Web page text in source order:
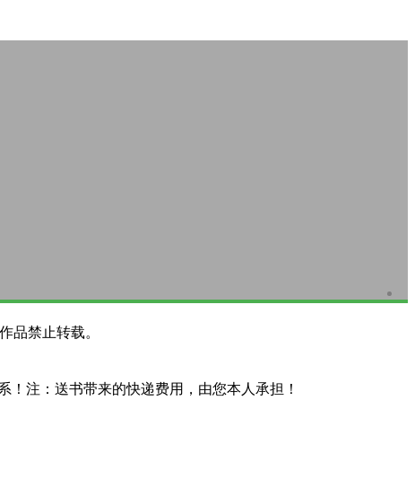
品禁止转载。
注：送书带来的快递费用，由您本人承担！